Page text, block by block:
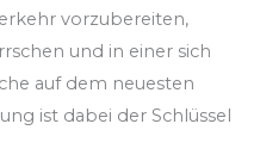
vorzubereiten,
und in einer sich
auf dem neuesten
ist dabei der Schlüssel